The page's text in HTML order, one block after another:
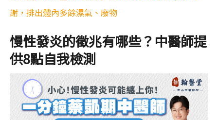
謝，排出體內多餘濕氣、廢物
慢性發炎的徵兆有哪些？中醫師提
供8點自我檢測